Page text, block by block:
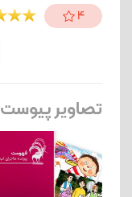
4
تصاویر پیوست